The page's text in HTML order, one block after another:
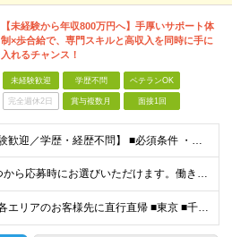
【未経験から年収800万円へ】手厚いサポート体
制×歩合給で、専門スキルと高収入を同時に手に
入れるチャンス！
未経験歓迎 学歴不問 ベテランOK
完全週休2日 賞与複数月 面接1回
【未経験歓迎／学歴・経歴不問】 ■必須条件 ・普通自動車免許（AT限定可）のみ 特別なスキルや経験は一切不要。 実際に、社員の9割以上が未経験スタートです。 「工具を触ったことがない」 「現場仕
下記2つから応募時にお選びいただけます。働き⽅は⼊社後にも変更可能。 《歩合特化型》 ・⽉給30万円以上＋インセンティブ（還元率10％〜18.5％） ・想定年収400万円〜800万円・休⽇数⽉8⽇
下記の各エリアのお客様先に直⾏直帰 ■東京 ■千葉 ■埼玉 ■栃木 ■大阪 ■名古屋 ■長野 ■富山 ■岡山 ※転居を伴う転勤はありません。 ※社⽤⾞通勤可（駐⾞場あり） ＼出社義務はありません／